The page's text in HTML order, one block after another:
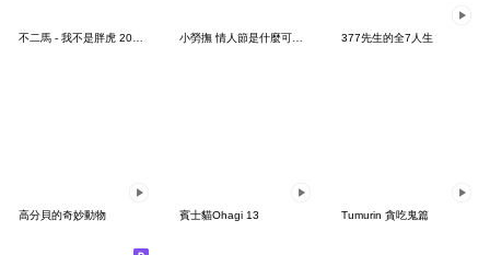
不二馬 - 我不是胖虎 2023賀新年 小勞撫 情人節是什麼可以吃嗎 377先生的全7人生
高分貝的奇妙動物 賓士貓Ohagi 13 Tumurin 貪吃鬼篇